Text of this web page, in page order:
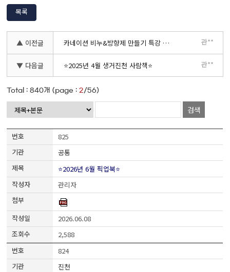
목록
▲ 이전글 카네이션 비누&방향제 만들기 특강 모집 안내 관**
▼ 다음글 ⭐2025년 4월 생거진천 사람책⭐ 관**
Total :840개 (page :2/56)
검색
825
공통
⭐2026년 6월 픽업북⭐
관리자
2026.06.08
2,588
824
진천